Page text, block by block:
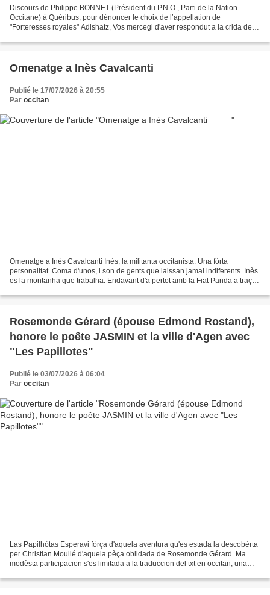
Discours de Philippe BONNET (Président du P.N.O., Parti de la Nation
Occitane) à Quéribus, pour dénoncer le choix de l’appellation de
"Forteresses royales" Adishatz, Vos mercegi d'aver respondut a la crida de
Omenatge a Inès Cavalcanti
Publié le 17/07/2026 à 20:55
Par occitan
Omenatge a Inès Cavalcanti Inès, la militanta occitanista. Una fòrta
personalitat. Coma d'unos, i son de gents que laissan jamai indiferents. Inès
es la montanha que trabalha. Endavant d'a pertot amb la Fiat Panda a traçar
Rosemonde Gérard (épouse Edmond Rostand),
honore le poête JASMIN et la ville d'Agen avec
"Les Papillotes"
Publié le 03/07/2026 à 06:04
Par occitan
Las Papilhòtas Esperavi fòrça d'aquela aventura qu'es estada la descobèrta
per Christian Moulié d'aquela pèça oblidada de Rosemonde Gérard. Ma
modèsta participacion s'es limitada a la traduccion del txt en occitan, una